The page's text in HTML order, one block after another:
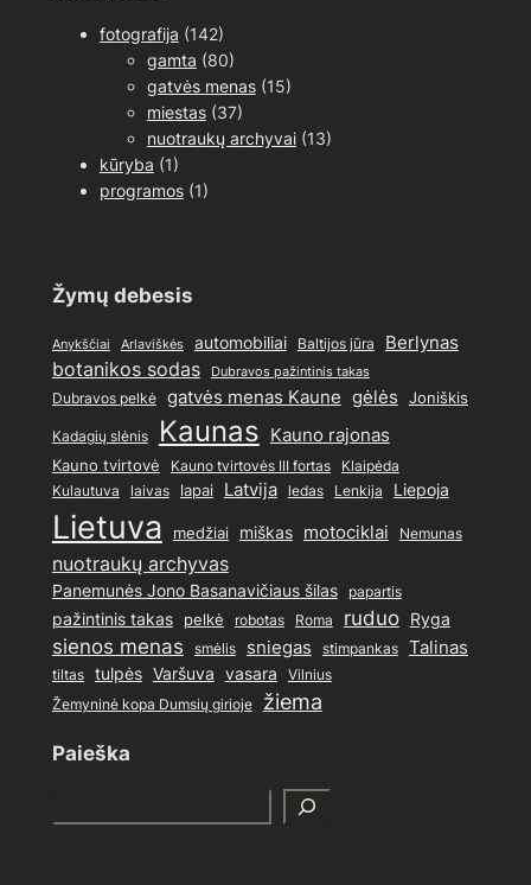
fotografija (142)
gamta (80)
gatvės menas(15)
miestas(37)
nuotraukų archyvai(13)
kūryba (1)
programos(1)
Žymų debesis
Anykščiai Arlaviškės automobiliai Baltijos jūra
Berlynas
botanikos sodas
Dubravos pažintinis takas
Dubravos pelkė gatvės menas Kaune gėlės Joniškis
Kadagių slėnis Kaunas Kauno rajonas
Kauno tvirtovė Kauno tvirtovės III fortas Klaipėda
Kulautuva laivas lapai Latvija ledas Lenkija Liepoja
Lietuva medžiai miškas motociklai Nemunas
nuotraukų archyvas
Panemunės Jono Basanavičiaus šilas papartis
pažintinis takas pelkė robotas Roma ruduo Ryga
sienos menas smėlis sniegas stimpankas Talinas
tiltas tulpės Varšuva vasara Vilnius
Žemyninė kopa Dumsių girioje žiema
Paieška
e